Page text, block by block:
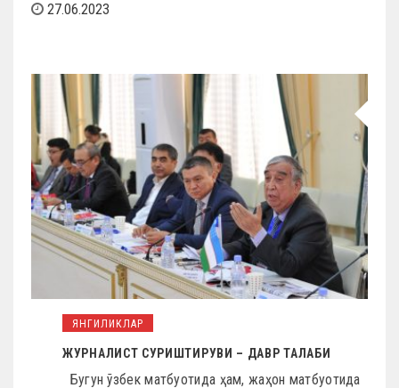
27.06.2023
ЯНГИЛИКЛАР
ЖУРНАЛИСТ CУРИШТИРУВИ – ДАВР ТАЛАБИ
Бугун ўзбек матбуотида ҳам, жаҳон матбуотида